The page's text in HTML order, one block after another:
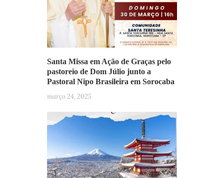
Santa Missa em Ação de Graças pelo
pastoreio de Dom Júlio junto a
Pastoral Nipo Brasileira em Sorocaba
março 24, 2025